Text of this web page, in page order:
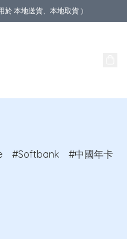
於 本地送貨、本地取貨 )
Softbank
中國年卡